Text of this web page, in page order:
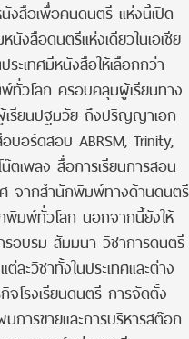
งสือเพื่อคนดนตรี แห่งนี้เปิด
งสือดนตรีแห่งเดียวในเอเชีย
ระเทศมีหนังสือให้เลือกกว่า
ทั่วโลก ครอบคลุมผู้เรียนทาง
รียนปฐมวัย ถึงปริญญาเอก
อร์ดสอบ ABRSM, Trinity,
เพลง สื่อการเรียนการสอน
จากสำนักพิมพ์ทางด้านดนตรี
มพ์ทั่วโลก นอกจากนี้ยังให้
อบรม สัมมนา วิชาการดนตรี
ะวิชาทั้งในประเทศและต่าง
จโรงเรียนดนตรี การจัดตั้ง
การขายและการบริหารสต๊อก